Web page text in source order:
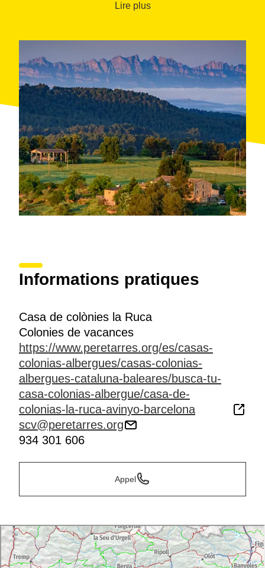
Lire plus
Informations pratiques
Casa de colònies la Ruca
Colonies de vacances
https://www.peretarres.org/es/casas-
colonias-albergues/casas-colonias-
albergues-cataluna-baleares/busca-tu-
casa-colonias-albergue/casa-de-
colonias-la-ruca-avinyo-barcelona
scv@peretarres.org
934 301 606
Appel